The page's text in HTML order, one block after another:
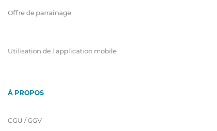
Offre de parrainage
Utilisation de l'application mobile
À PROPOS
CGU / GGV